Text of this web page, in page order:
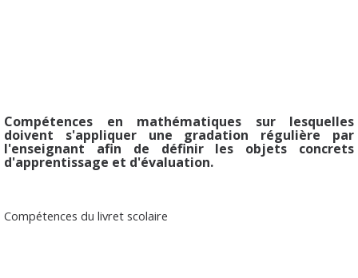
Compétences en mathématiques sur lesquelles
doivent s'appliquer une gradation régulière par
l'enseignant afin de définir les objets concrets
d'apprentissage et d'évaluation.
Compétences du livret scolaire